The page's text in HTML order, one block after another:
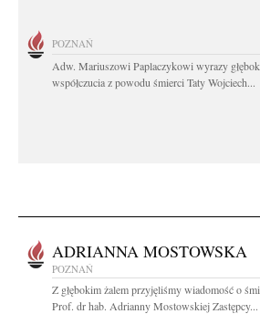
POZNAŃ
Adw. Mariuszowi Paplaczykowi wyrazy
współczucia z powodu śmierci Taty Wojciech...
ADRIANNA MOSTOWSKA
POZNAŃ
Z głębokim żalem przyjęliśmy wiadomość o
Prof. dr hab. Adrianny Mostowskiej Zastępcy...